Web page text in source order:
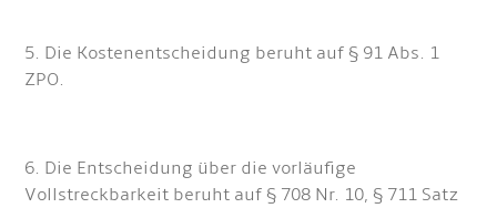
5. Die Kostenentscheidung beruht auf § 91 Abs. 1
ZPO.
6. Die Entscheidung über die vorläufige
Vollstreckbarkeit beruht auf § 708 Nr. 10, § 711 Satz